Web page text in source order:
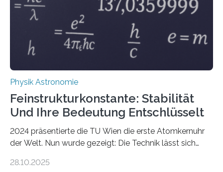
Physik Astronomie
Feinstrukturkonstante: Stabilität
Und Ihre Bedeutung Entschlüsselt
2024 präsentierte die TU Wien die erste Atomkernuhr
der Welt. Nun wurde gezeigt: Die Technik lässt sich
fundamentalen Physik nachzugehen. Thorium-
28.10.2025